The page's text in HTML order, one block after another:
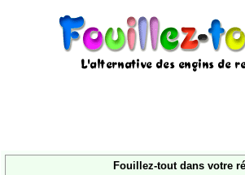
Fouillez-tout dans votre